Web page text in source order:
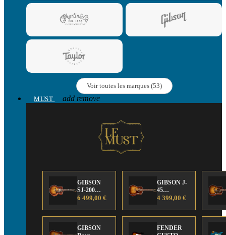
Voir toutes les marques (53)
MUST
add remove
GIBSON
SJ-200
Anniversary
Edition
6 499,00 €
GIBSON J-
45
Anniversary
Edition
4 399,00 €
GIBSON
FENDER